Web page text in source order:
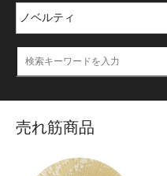
売れ筋商品